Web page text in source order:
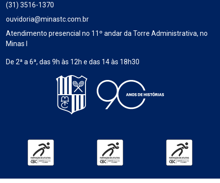
(31) 3516-1370
ouvidoria@minastc.com.br
Atendimento presencial no 11º andar da Torre Administrativa, no
Minas I
De 2ª a 6ª, das 9h às 12h e das 14 às 18h30